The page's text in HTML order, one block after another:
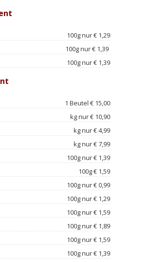
100g nur € 1,29
100g nur € 1,39
100g nur € 1,39
1 Beutel € 15,00
kg nur € 10,90
kg nur € 4,99
kg nur € 7,99
100g nur € 1,39
100g € 1,59
100g nur € 0,99
100g nur € 1,29
100g nur € 1,59
100g nur € 1,89
100g nur € 1,59
100g nur € 1,39